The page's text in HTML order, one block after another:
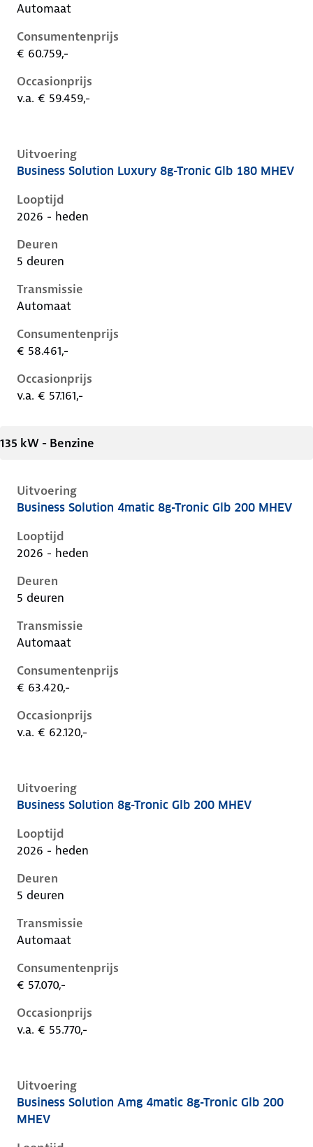
Automaat
Consumentenprijs
€ 60.759,-
Occasionprijs
v.a. € 59.459,-
Uitvoering
Mercedes Glb-Klasse ii-x248, glb 180 mhev, 115 kW,
Business Solution Luxury 8g-Tronic Glb 180 MHEV
Looptijd
2026 - heden
Deuren
5 deuren
Transmissie
Automaat
Consumentenprijs
€ 58.461,-
Occasionprijs
v.a. € 57.161,-
135 kW - Benzine
Uitvoering
Mercedes Glb-Klasse ii-x248, glb 200 mhev, 135 kW,
Business Solution 4matic 8g-Tronic Glb 200 MHEV
Looptijd
2026 - heden
Deuren
5 deuren
Transmissie
Automaat
Consumentenprijs
€ 63.420,-
Occasionprijs
v.a. € 62.120,-
Uitvoering
Mercedes Glb-Klasse ii-x248, glb 200 mhev, 135 kW,
Business Solution 8g-Tronic Glb 200 MHEV
Looptijd
2026 - heden
Deuren
5 deuren
Transmissie
Automaat
Consumentenprijs
€ 57.070,-
Occasionprijs
v.a. € 55.770,-
Uitvoering
Mercedes Glb-Klasse ii-x248, glb 200 mhev, 135 kW,
Business Solution Amg 4matic 8g-Tronic Glb 200
MHEV